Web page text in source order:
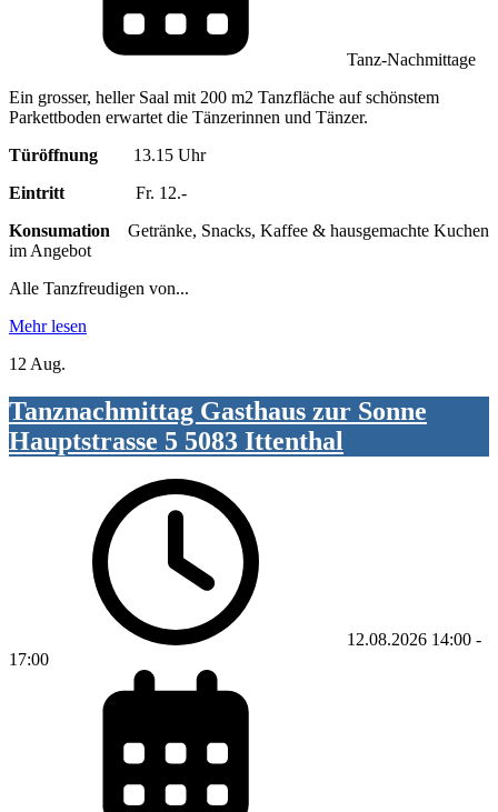
Tanz-Nachmittage
Ein grosser, heller Saal mit 200 m2 Tanzfläche auf schönstem
Parkettboden erwartet die Tänzerinnen und Tänzer.
Türöffnung 13.15 Uhr
Eintritt Fr. 12.-
Konsumation Getränke, Snacks, Kaffee & hausgemachte Kuchen
im Angebot
Alle Tanzfreudigen von...
Mehr lesen
12 Aug.
Tanznachmittag Gasthaus zur Sonne
Hauptstrasse 5 5083 Ittenthal
12.08.2026 14:00 -
17:00